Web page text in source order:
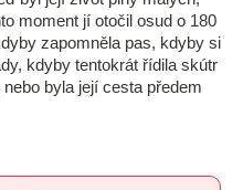
moment jí otočil osud o 180
zapomněla pas, kdyby si
kdyby tentokrát řídila skútr
byla její cesta předem